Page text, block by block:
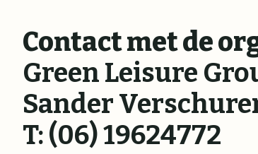
Contact met de
Green Leisure
Sander
T: (06) 19624772